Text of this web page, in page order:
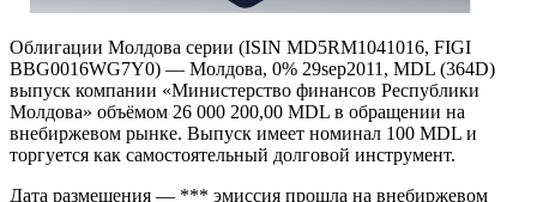
Облигации Молдова серии (ISIN MD5RM1041016, FIGI
BBG0016WG7Y0) — Молдова, 0% 29sep2011, MDL (364D)
выпуск компании «Министерство финансов Республики
Молдова» объёмом 26 000 200,00 MDL в обращении на
внебиржевом рынке. Выпуск имеет номинал 100 MDL и
торгуется как самостоятельный долговой инструмент.
Дата размещения — *** эмиссия прошла на внебиржевом